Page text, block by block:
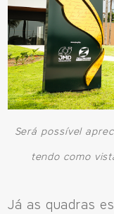
Será possível
tendo como
Já as quadras